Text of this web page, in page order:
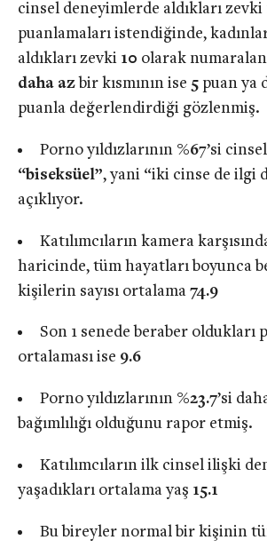
cinsel deneyimlerde aldıkları zevki
puanlamaları istendiğinde,
aldıkları zevki 10 olarak
daha az bir kısmının ise 5 puan ya
puanla değerlendirdiği gözlenmiş.
Porno yıldızlarının %67’si
“biseksüel”, yani “iki cinse de ilgi
açıklıyor.
Katılımcıların kamera
haricinde, tüm hayatları boyunca
kişilerin sayısı ortalama 74.9
Son 1 senede beraber oldukları
ortalaması ise 9.6
Porno yıldızlarının %23.7’si
bağımlılığı olduğunu rapor etmiş.
Katılımcıların ilk cinsel ilişki
yaşadıkları ortalama yaş 15.1
Bu bireyler normal bir kişinin